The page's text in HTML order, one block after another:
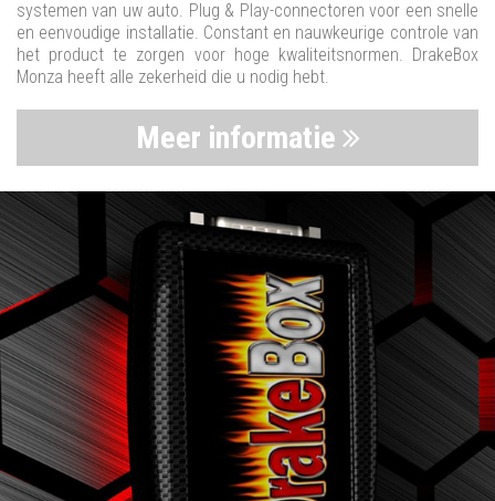
systemen van uw auto. Plug & Play-connectoren voor een snelle
en eenvoudige installatie. Constant en nauwkeurige controle van
het product te zorgen voor hoge kwaliteitsnormen. DrakeBox
Monza heeft alle zekerheid die u nodig hebt.
Meer informatie